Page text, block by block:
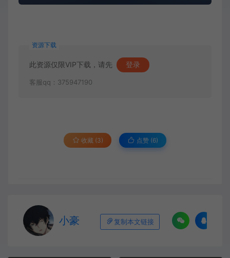
资源下载
此资源仅限VIP下载，请先 登录
客服qq：375947190
收藏 (3) 点赞 (6)
小豪 复制本文链接